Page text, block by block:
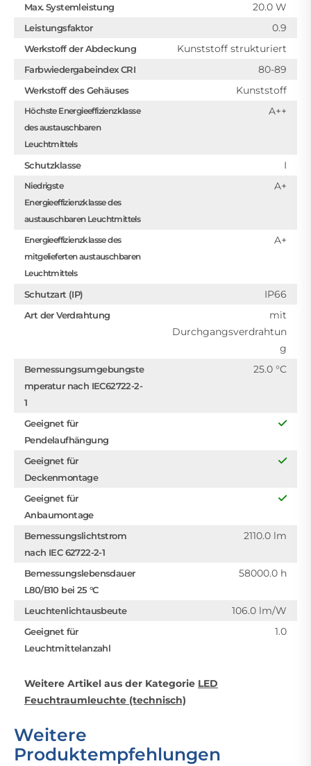
Max. Systemleistung 20.0 W
Leistungsfaktor 0.9
Werkstoff der Abdeckung Kunststoff strukturiert
Farbwiedergabeindex CRI 80-89
Werkstoff des Gehäuses Kunststoff
Höchste Energieeffizienzklasse
des austauschbaren
Leuchtmittels
A++
Schutzklasse I
Niedrigste
Energieeffizienzklasse des
austauschbaren Leuchtmittels
A+
Energieeffizienzklasse des
mitgelieferten austauschbaren
Leuchtmittels
A+
Schutzart (IP) IP66
Art der Verdrahtung
mit
Durchgangsverdrahtun
g
Bemessungsumgebungste
mperatur nach IEC62722-2-
1
25.0 °C
Geeignet für
Pendelaufhängung
Geeignet für
Deckenmontage
Geeignet für
Anbaumontage
Bemessungslichtstrom
nach IEC 62722-2-1
2110.0 lm
Bemessungslebensdauer
L80/B10 bei 25 °C
58000.0 h
Leuchtenlichtausbeute 106.0 lm/W
Geeignet für
Leuchtmittelanzahl
1.0
Weitere Artikel aus der Kategorie LED
Feuchtraumleuchte (technisch)
Weitere
Produktempfehlungen